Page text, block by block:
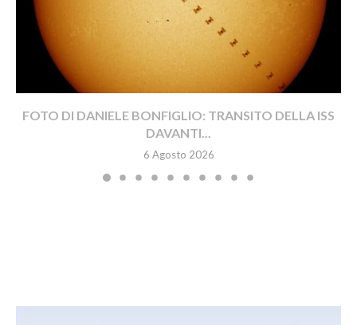
FOTO DI DANIELE BONFIGLIO: TRANSITO DELLA ISS
DAVANTI...
6 Agosto 2026